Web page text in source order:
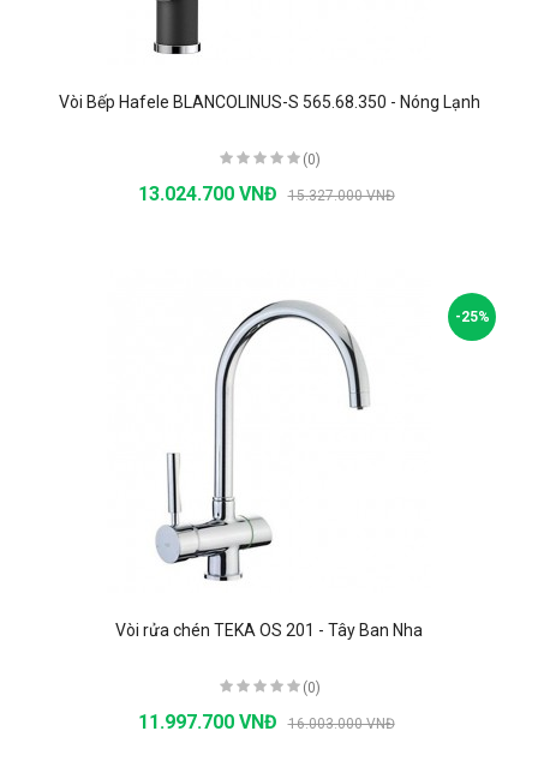
Vòi Bếp Hafele BLANCOLINUS-S 565.68.350 - Nóng Lạnh
(0)
13.024.700 VNĐ 15.327.000 VNĐ
-25%
Vòi rửa chén TEKA OS 201 - Tây Ban Nha
(0)
11.997.700 VNĐ 16.003.000 VNĐ